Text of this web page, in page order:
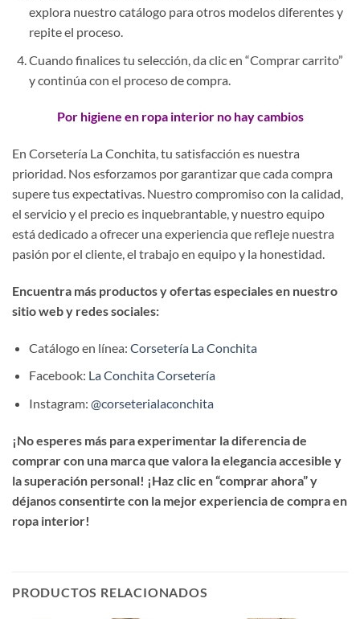
explora nuestro catálogo para otros modelos diferentes y
repite el proceso.
Cuando finalices tu selección, da clic en “Comprar carrito”
y continúa con el proceso de compra.
Por higiene en ropa interior no hay cambios
En Corsetería La Conchita, tu satisfacción es nuestra
prioridad. Nos esforzamos por garantizar que cada compra
supere tus expectativas. Nuestro compromiso con la calidad,
el servicio y el precio es inquebrantable, y nuestro equipo
está dedicado a ofrecer una experiencia que refleje nuestra
pasión por el cliente, el trabajo en equipo y la honestidad.
Encuentra más productos y ofertas especiales en nuestro
sitio web y redes sociales:
Catálogo en línea: Corsetería La Conchita
Facebook: La Conchita Corsetería
Instagram: @corseterialaconchita
¡No esperes más para experimentar la diferencia de
comprar con una marca que valora la elegancia accesible y
la superación personal! ¡Haz clic en “comprar ahora” y
déjanos consentirte con la mejor experiencia de compra en
ropa interior!
PRODUCTOS RELACIONADOS